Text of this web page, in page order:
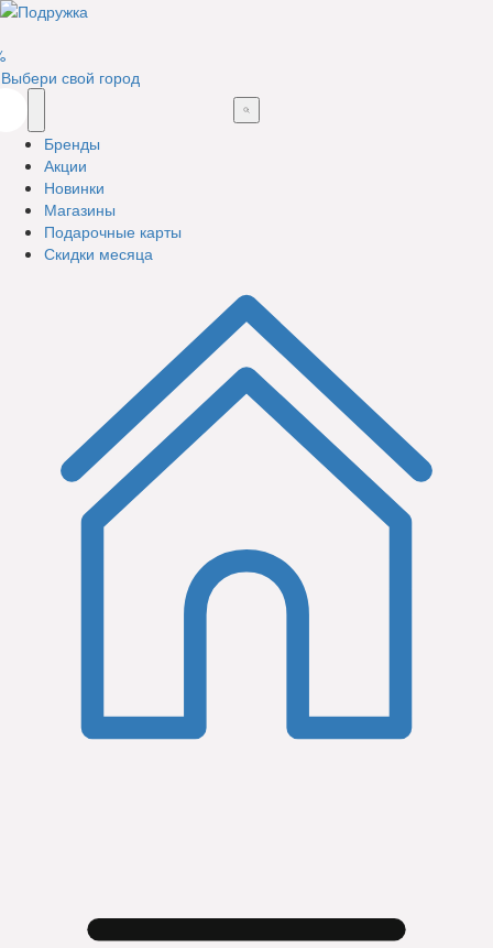
Выбери свой город
Бренды
Акции
Новинки
Магазины
Подарочные карты
Скидки месяца